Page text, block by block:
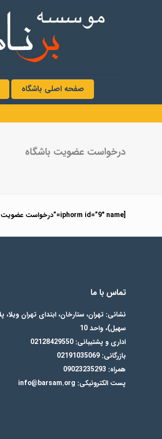
صفحه اصلی باشگاه
درخواست عضویت باشگاه
[iphorm id=”9″ name=”درخواست عضویت باشگاه”]
تماس با ما
سهیل)، واحد 10
اداری و پشتیبانی: 02128429550
بازرگانی: 02191035069
همراه: 09023235293
پست الکترونیکی: info@barsam.org